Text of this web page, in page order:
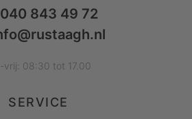
040 843 49 72
vrij: 08:30 tot 17.00
SERVICE